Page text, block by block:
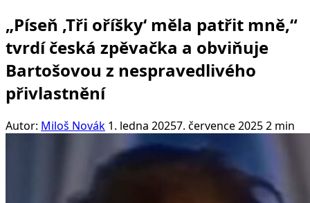
„Píseň ‚Tři oříšky‘ měla patřit mně,“
tvrdí česká zpěvačka a obviňuje
Bartošovou z nespravedlivého
přivlastnění
Autor: Miloš Novák 1. ledna 20257. července 20252 min